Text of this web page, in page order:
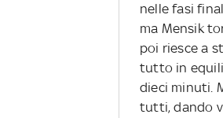
nelle fasi
ma Mensik
poi riesce a
tutto in
dieci minuti.
tutti, dando